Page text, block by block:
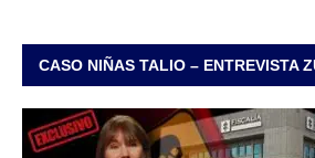
CASO NIÑAS TALIO – ENTREVISTA